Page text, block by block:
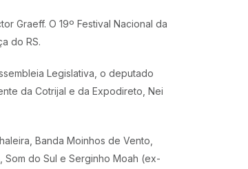
Graeff. O 19º Festival Nacional da
do RS.
Legislativa, o deputado
da Cotrijal e da Expodireto, Nei
Banda Moinhos de Vento,
Som do Sul e Serginho Moah (ex-